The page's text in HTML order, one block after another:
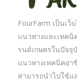
FourFarm เป็นเ
แนวทางและเทคนิ
รนด์เกษตรในปัจจุ
แนวทางเทคนิคอา
สามารถนำไปใช้แ